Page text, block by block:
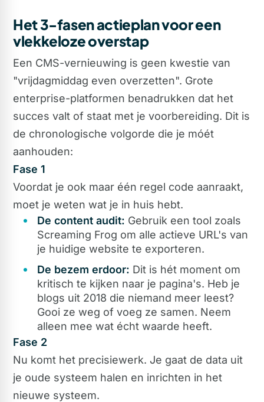
Het 3-fasen actieplan voor een
vlekkeloze overstap
Een CMS-vernieuwing is geen kwestie van
"vrijdagmiddag even overzetten". Grote
enterprise-platformen benadrukken dat het
succes valt of staat met je voorbereiding. Dit is
de chronologische volgorde die je móét
aanhouden:
Fase 1
Voordat je ook maar één regel code aanraakt,
moet je weten wat je in huis hebt.
De content audit: Gebruik een tool zoals
Screaming Frog om alle actieve URL's van
je huidige website te exporteren.
De bezem erdoor: Dit is hét moment om
kritisch te kijken naar je pagina's. Heb je
blogs uit 2018 die niemand meer leest?
Gooi ze weg of voeg ze samen. Neem
alleen mee wat écht waarde heeft.
Fase 2
Nu komt het precisiewerk. Je gaat de data uit
je oude systeem halen en inrichten in het
nieuwe systeem.